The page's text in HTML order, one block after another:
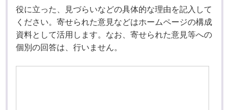
役に立った、見づらいなどの具体的な理由を記入して
ください。寄せられた意見などはホームページの構成
資料として活用します。なお、寄せられた意見等への
個別の回答は、行いません。